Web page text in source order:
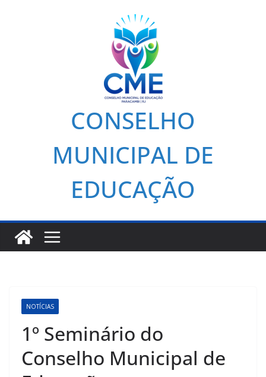
CONSELHO
MUNICIPAL DE
EDUCAÇÃO
NOTÍCIAS
1º Seminário do
Conselho Municipal de